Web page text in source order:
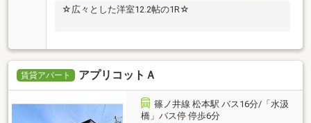
☆広々とした洋室12.2帖の1R☆
賃貸アパート アプリコットＡ
篠ノ井線 松本駅 バス16分/「水汲
橋」バス停 停歩6分